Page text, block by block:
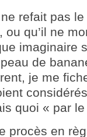
refait pas
qu’il ne
imaginaire
de
je me
quoi « par
procès en